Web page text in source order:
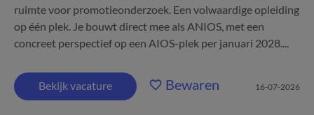
ruimte voor promotieonderzoek. Een volwaardige opleiding
op één plek. Je bouwt direct mee als ANIOS, met een
concreet perspectief op een AIOS-plek per januari 2028....
Bekijk vacature Bewaren 16-07-2026